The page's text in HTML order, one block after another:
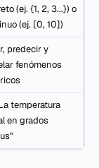
(ej. {1, 2, 3...}) o
(ej. [0, 10])
predecir y
fenómenos
temperatura
en grados